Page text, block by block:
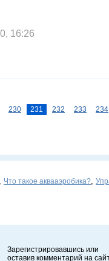
16:26
230 231 232 233 234
Что такое аквааэробика?
Зарегистрировавшись или
оставив комментарий на